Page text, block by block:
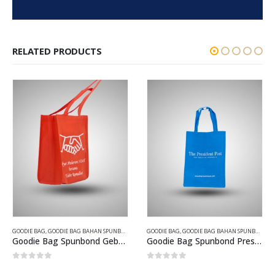
RELATED PRODUCTS
GOODIE BAG,GOODIE BAG BAHAN SPUNBOND
Goodie Bag Spunbond Gebyar Muharram
GOODIE BAG,GOODIE BAG BAHAN SPUNBOND
Goodie Bag Spunbond President Post